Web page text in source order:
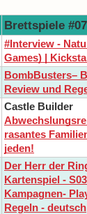
Brettspiele
#Interview -
Games) |
BombBusters–
Review und
Castle Builder
rasantes
jeden!
Der Herr der
Kartenspiel -
Kampagnen-
Regeln - deutsch